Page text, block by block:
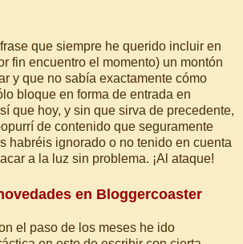
que siempre he querido incluir en
fin encuentro el momento) un montón
y que no sabía exactamente cómo
bloque en forma de entrada en
que hoy, y sin que sirva de precedente,
de contenido que seguramente
habréis ignorado o no tenido en cuenta
a la luz sin problema. ¡Al ataque!
en Bloggercoaster
el paso de los meses he ido